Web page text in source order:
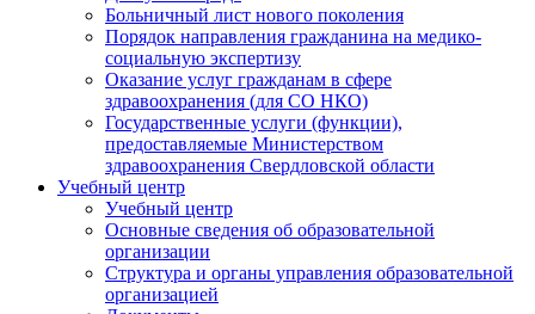
Больничный лист нового поколения
Порядок направления гражданина на медико-
социальную экспертизу
Оказание услуг гражданам в сфере
здравоохранения (для СО НКО)
Государственные услуги (функции),
предоставляемые Министерством
здравоохранения Свердловской области
Учебный центр
Учебный центр
Основные сведения об образовательной
организации
Структура и органы управления образовательной
организацией